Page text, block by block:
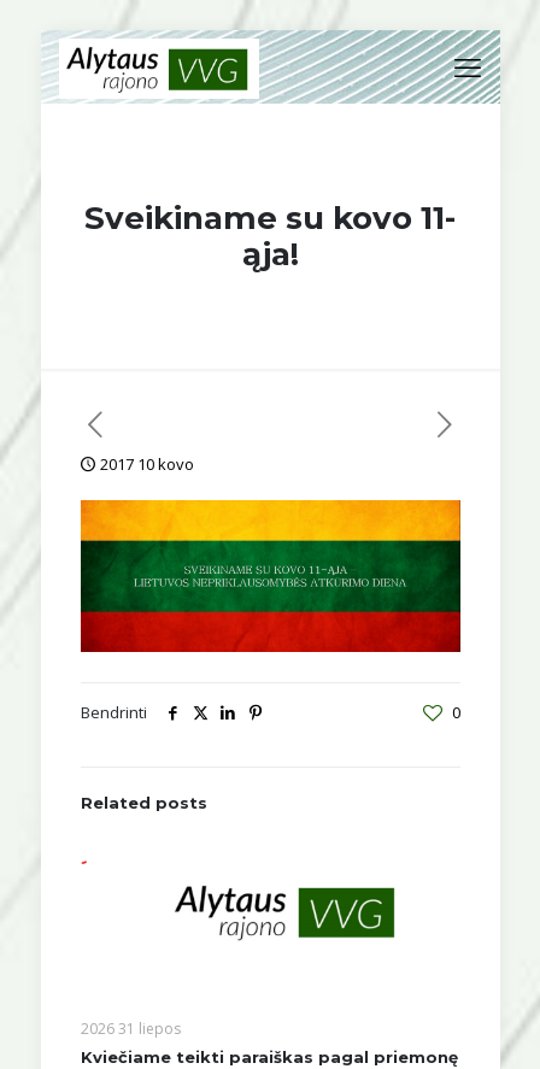
Sveikiname su kovo 11-
ąja!
2017 10 kovo
Bendrinti 0
Related posts
2026 31 liepos
Kviečiame teikti paraiškas pagal priemonę